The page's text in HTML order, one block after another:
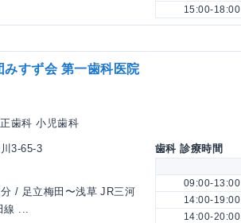
15:00-18:00
みすず会 第一歯科医院
歯科 小児歯科
3-65-3
/ 足立梅田〜浅草 JR三河
...
歯科 診療時間
09:00-13:00
14:00-19:00
14:00-20:00